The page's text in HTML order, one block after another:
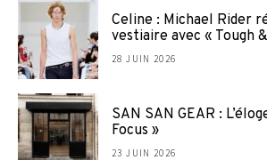
Celine : Michael Rider
vestiaire avec « Tough
28 JUIN 2026
SAN SAN GEAR :
Focus »
23 JUIN 2026